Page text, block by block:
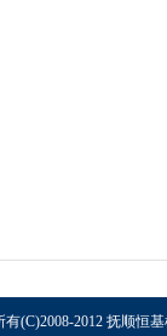
有(C)2008-2012 抚顺恒